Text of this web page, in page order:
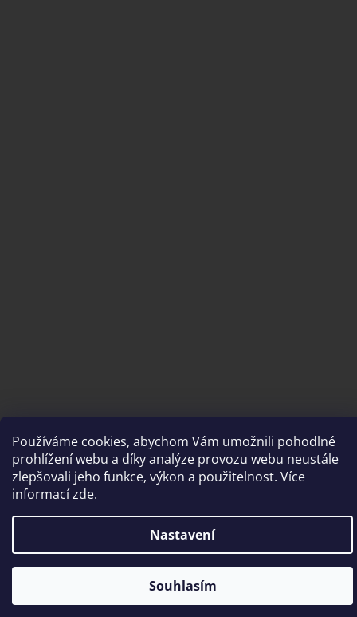
Používáme cookies, abychom Vám umožnili pohodlné
prohlížení webu a díky analýze provozu webu neustále
zlepšovali jeho funkce, výkon a použitelnost. Více
informacízde.
Nastavení
Souhlasím
PRODEJNA z důvodu rekonstrukce UZAVŘENA. K dispozici pouze
Vytvořil Shoptet